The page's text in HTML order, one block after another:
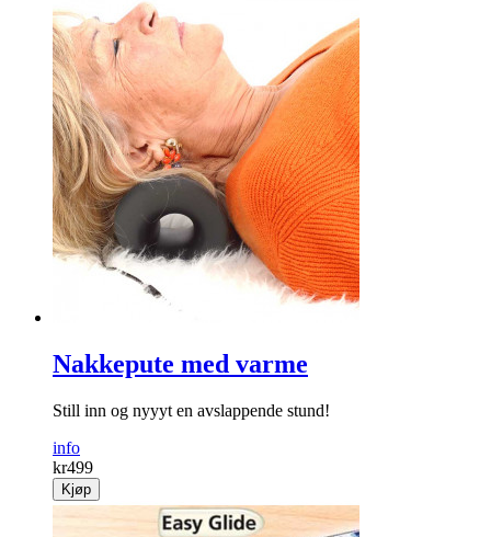
Nakkepute med varme
Still inn og nyyyt en avslappende stund!
info
kr499
Kjøp